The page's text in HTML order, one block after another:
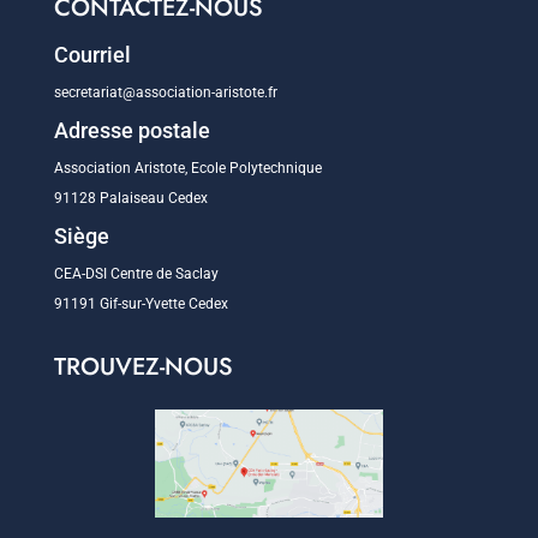
CONTACTEZ-NOUS
Courriel
secretariat@association-aristote.fr
Adresse postale
Association Aristote, Ecole Polytechnique
91128 Palaiseau Cedex
Siège
CEA-DSI Centre de Saclay
91191 Gif-sur-Yvette Cedex
TROUVEZ-NOUS